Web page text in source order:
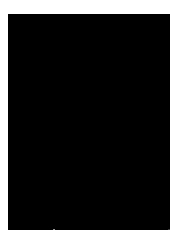
Будьте первым, кто напишет